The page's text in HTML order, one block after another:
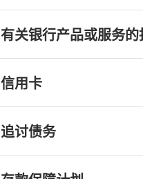
有关银行产品或服务的
信用卡
追讨债务